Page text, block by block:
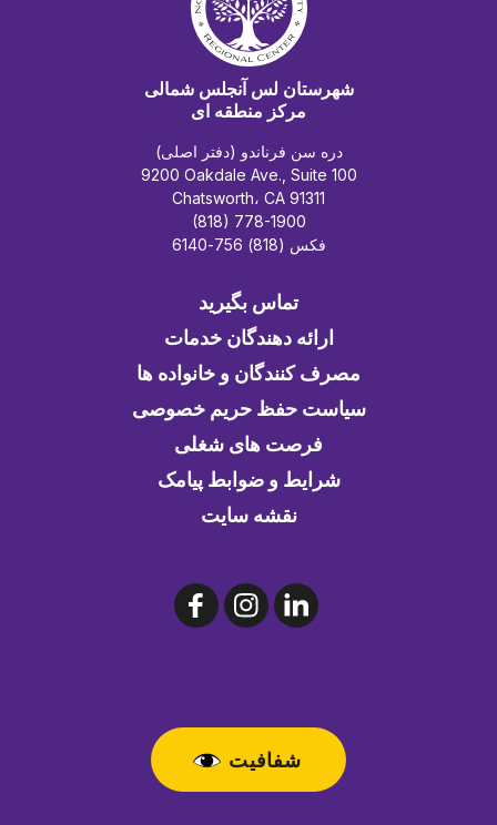
شهرستان لس آنجلس شمالی
مرکز منطقه ای
دره سن فرناندو (دفتر اصلی)
9200 Oakdale Ave., Suite 100
Chatsworth، CA 91311
(818) 778-1900
فکس (818) 756-6140
تماس بگیرید
ارائه دهندگان خدمات
مصرف کنندگان و خانواده ها
سیاست حفظ حریم خصوصی
فرصت های شغلی
شرایط و ضوابط پیامک
نقشه سایت
شفافیت